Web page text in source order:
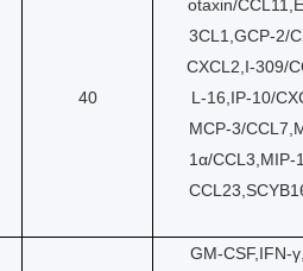
40
otaxin/
3CL1,GCP-2/
CXCL2,I-309/
L-16,IP-10/
MCP-3/
1α/CCL3,MIP-
GM-CSF,IFN-